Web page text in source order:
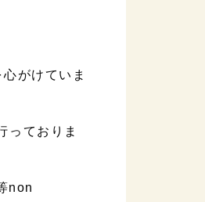
がけていま
っておりま
non